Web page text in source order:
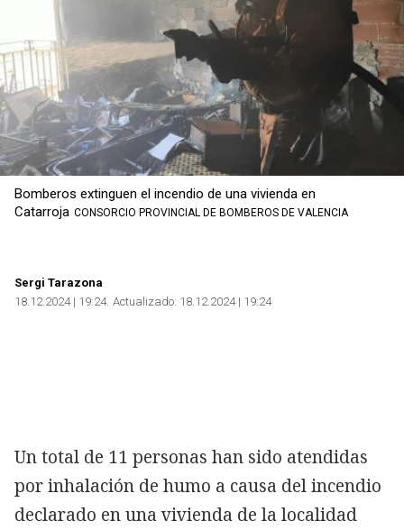
Bomberos extinguen el incendio de una vivienda en
Catarroja CONSORCIO PROVINCIAL DE BOMBEROS DE VALENCIA
Sergi Tarazona
18.12.2024 | 19:24 Actualizado: 18.12.2024 | 19:24
Un total de 11 personas han sido atendidas
por inhalación de humo a causa del incendio
declarado en una vivienda de la localidad